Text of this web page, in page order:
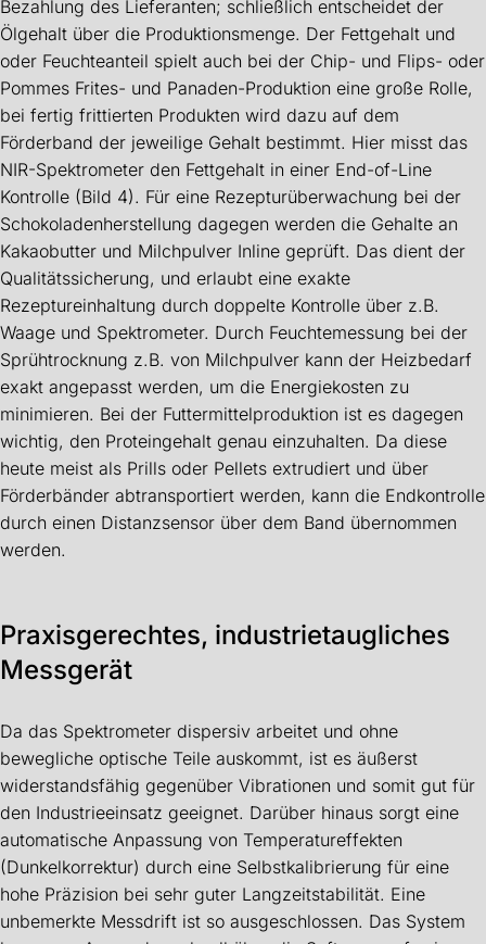
Bezahlung des Lieferanten; schließlich entscheidet der
Ölgehalt über die Produktionsmenge. Der Fettgehalt und
oder Feuchteanteil spielt auch bei der Chip- und Flips- oder
Pommes Frites- und Panaden-Produktion eine große Rolle,
bei fertig frittierten Produkten wird dazu auf dem
Förderband der jeweilige Gehalt bestimmt. Hier misst das
NIR-Spektrometer den Fettgehalt in einer End-of-Line
Kontrolle (Bild 4). Für eine Rezepturüberwachung bei der
Schokoladenherstellung dagegen werden die Gehalte an
Kakaobutter und Milchpulver Inline geprüft. Das dient der
Qualitätssicherung, und erlaubt eine exakte
Rezeptureinhaltung durch doppelte Kontrolle über z.B.
Waage und Spektrometer. Durch Feuchtemessung bei der
Sprühtrocknung z.B. von Milchpulver kann der Heizbedarf
exakt angepasst werden, um die Energiekosten zu
minimieren. Bei der Futtermittelproduktion ist es dagegen
wichtig, den Proteingehalt genau einzuhalten. Da diese
heute meist als Prills oder Pellets extrudiert und über
Förderbänder abtransportiert werden, kann die Endkontrolle
durch einen Distanzsensor über dem Band übernommen
werden.
Praxisgerechtes, industrietaugliches
Messgerät
Da das Spektrometer dispersiv arbeitet und ohne
bewegliche optische Teile auskommt, ist es äußerst
widerstandsfähig gegenüber Vibrationen und somit gut für
den Industrieeinsatz geeignet. Darüber hinaus sorgt eine
automatische Anpassung von Temperatureffekten
(Dunkelkorrektur) durch eine Selbstkalibrierung für eine
hohe Präzision bei sehr guter Langzeitstabilität. Eine
unbemerkte Messdrift ist so ausgeschlossen. Das System